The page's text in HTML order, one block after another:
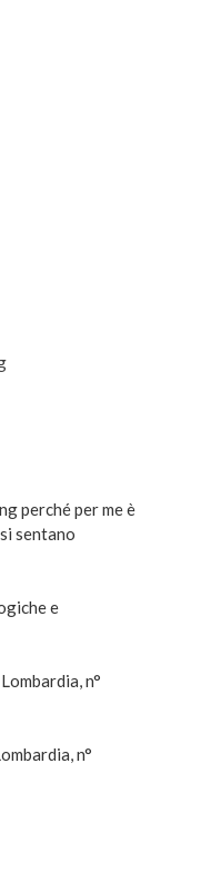
perché per me è
sentano
e
n°
n°